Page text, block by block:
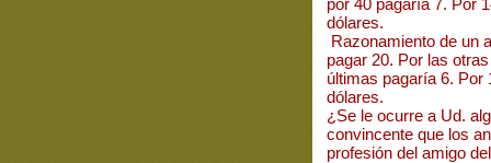
por 40 pagaría 7. Por
dólares.
Razonamiento de un
pagar 20. Por las
últimas pagaría 6. Por
dólares.
¿Se le ocurre a Ud.
convincente que los
profesión del amigo